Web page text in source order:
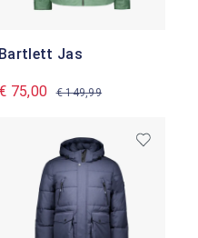
Bartlett Jas
€ 75,00 € 149,99